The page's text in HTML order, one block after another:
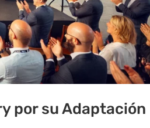
por su Adaptación